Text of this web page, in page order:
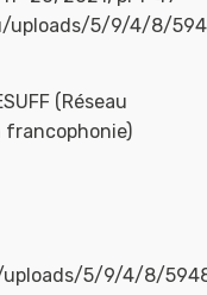
uploads/5/9/4/8/
(Réseau
francophonie)
5/9/4/8/